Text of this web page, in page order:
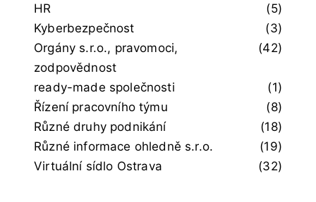
HR
(5)
Kyberbezpečnost
(3)
Orgány s.r.o., pravomoci,
zodpovědnost
(42)
ready-made společnosti
(1)
Řízení pracovního týmu
(8)
Různé druhy podnikání
(18)
Různé informace ohledně s.r.o.
(19)
Virtuální sídlo Ostrava
(32)